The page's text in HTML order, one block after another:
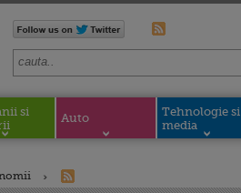
si
Auto
Tehnologie si
media